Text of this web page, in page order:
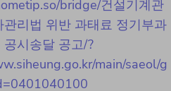
bridge/건설기계관
리법 위반 과태료 정기부과
시송달 공고/?
main/saeol/g